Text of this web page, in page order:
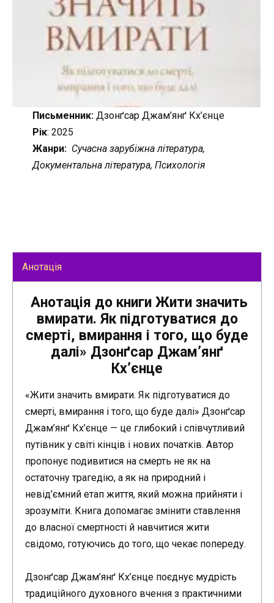
Письменник:Дзонґсар Джам’янґ Кх’єнце
Рік: 2025
Жанри: Сучасна зарубіжна література,
Документальна література, Психологія
Анотація
Анотація до книги Жити значить
вмирати. Як підготуватися до
смерті, вмирання і того, що буде
далі» Дзонґсар Джам’янґ
Кх’єнце
«Жити значить вмирати. Як підготуватися до
смерті, вмирання і того, що буде далі» Дзонґсар
Джам’янґ Кх’єнце — це глибокий і співчутливий
путівник у світі кінців і нових початків. Автор
пропонує подивитися на смерть не як на
остаточну трагедію, а як на природний і
невід’ємний етап життя, який можна прийняти і
зрозуміти. Книга допомагає змінити ставлення
до власної смертності й навчитися жити
свідомо, готуючись до того, що чекає попереду.
Дзонґсар Джам’янґ Кх’єнце поєднує мудрість
традиційного духовного вчення з практичними